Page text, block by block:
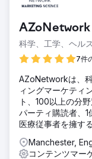
AZoNetwork
科学、工学、ヘル
7件
AZoNetworkは、
ィングマーケティ
ト、100以上の分
パーティ購読者、1
医療従事者を擁す
Manchester,
コンテンツマー